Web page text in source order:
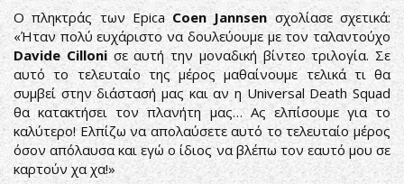
Ο πληκτράς των Epica Coen Jannsen σχολίασε σχετικά:
«Ήταν πολύ ευχάριστο να δουλεύουμε με τον ταλαντούχο
Davide Cilloniσε αυτή την μοναδική βίντεο τριλογία. Σε
αυτό το τελευταίο της μέρος μαθαίνουμε τελικά τι θα
συμβεί στην διάστασή μας και αν η Universal Death Squad
θα κατακτήσει τον πλανήτη μας… Ας ελπίσουμε για το
καλύτερο! Ελπίζω να απολαύσετε αυτό το τελευταίο μέρος
όσον απόλαυσα και εγώ ο ίδιος να βλέπω τον εαυτό μου σε
καρτούν χα χα!»